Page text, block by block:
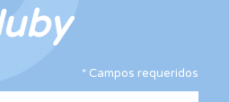
*Campos requeridos